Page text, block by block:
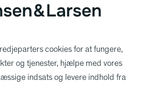
og
gennem
og har
attraktivt
cookies for at fungere,
og tjenester, hjælpe med vores
indsats og levere indhold fra